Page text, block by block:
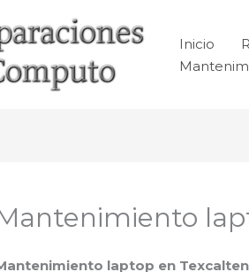
Inicio
laptop en